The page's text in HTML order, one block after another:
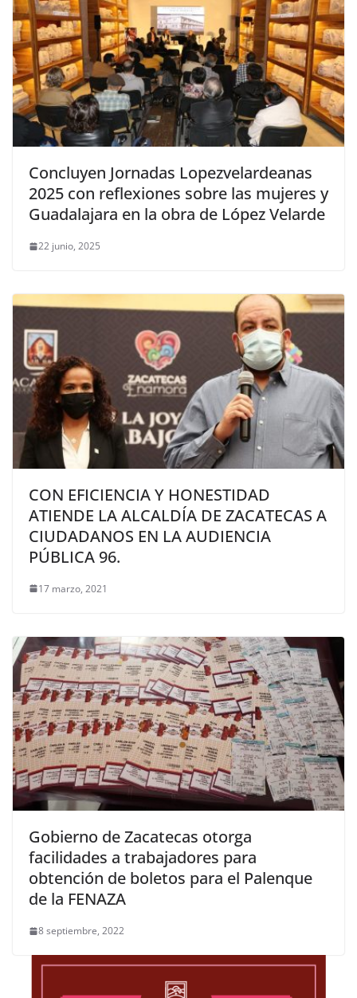
Concluyen Jornadas Lopezvelardeanas
2025 con reflexiones sobre las mujeres y
Guadalajara en la obra de López Velarde
22 junio, 2025
CON EFICIENCIA Y HONESTIDAD
ATIENDE LA ALCALDÍA DE ZACATECAS A
CIUDADANOS EN LA AUDIENCIA
PÚBLICA 96.
17 marzo, 2021
Gobierno de Zacatecas otorga
facilidades a trabajadores para
obtención de boletos para el Palenque
de la FENAZA
8 septiembre, 2022